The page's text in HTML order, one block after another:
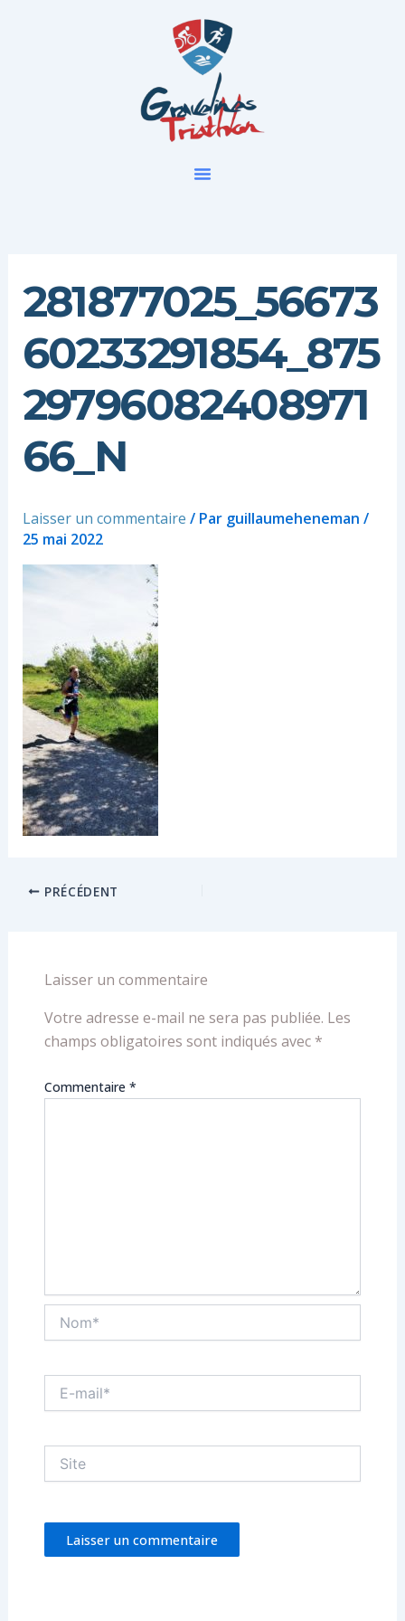
281877025_56673
60233291854_875
29796082408971
66_N
Laisser un commentaire / Par guillaumeheneman /
25 mai 2022
PRÉCÉDENT
Laisser un commentaire
Votre adresse e-mail ne sera pas publiée. Les
champs obligatoires sont indiqués avec *
Commentaire *
mail*